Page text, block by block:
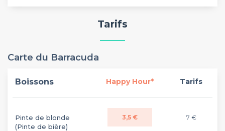
Tarifs
Carte du Barracuda
Boissons Happy Hour* Tarifs
Pinte de blonde
(Pinte de bière)
3,5 € 7 €